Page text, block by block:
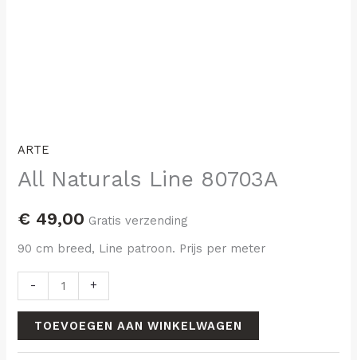
ARTE
All Naturals Line 80703A
€ 49,00 Gratis verzending
90 cm breed, Line patroon. Prijs per meter
- +
TOEVOEGEN AAN WINKELWAGEN